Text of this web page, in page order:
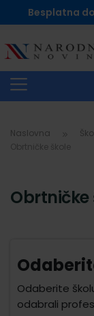
Besplatna
Naslovna
Obrtničke
Odaberite
odabrali